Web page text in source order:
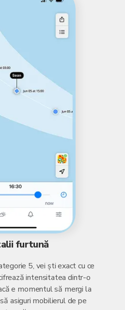
furtună
5, vei ști exact cu ce
intensitatea dintr-o
e momentul să mergi la
asiguri mobilierul de pe